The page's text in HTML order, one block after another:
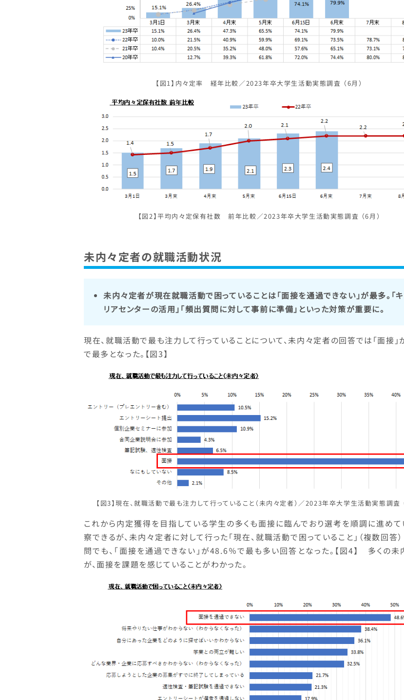
【図1】内々定率 経年比較／2023年卒大学生活動実態調査 （6月）
【図2】平均内々定保有社数 前年比較／2023年卒大学生活動実態調査 （6月）
未内々定者の就職活動状況
未内々定者が現在就職活動で困っていることは「面接を通過できない」が最多。「
リアセンターの活用」「頻出質問に対して事前に準備」といった対策が重要に。
現在、就職活動で最も注力して行っていることについて、未内々定者の回答では「面接
で最多となった。【図3】
【図3】現在、就職活動で最も注力して行っていること（未内々定者）／2023年卒大学生活動実態調査
これから内定獲得を目指している学生の多くも面接に臨んでおり選考を順調に進めて
察できるが、未内々定者に対して行った「現在、就職活動で困っていること」（複数回答
問でも、「面接を通過できない」が48.6％で最も多い回答となった。【図4】 多くの未
が、面接を課題を感じていることがわかった。